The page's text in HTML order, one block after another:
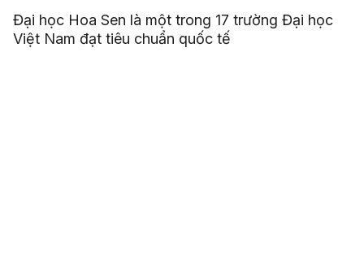
Đại học Hoa Sen là một trong 17 trường Đại học
Việt Nam đạt tiêu chuẩn quốc tế